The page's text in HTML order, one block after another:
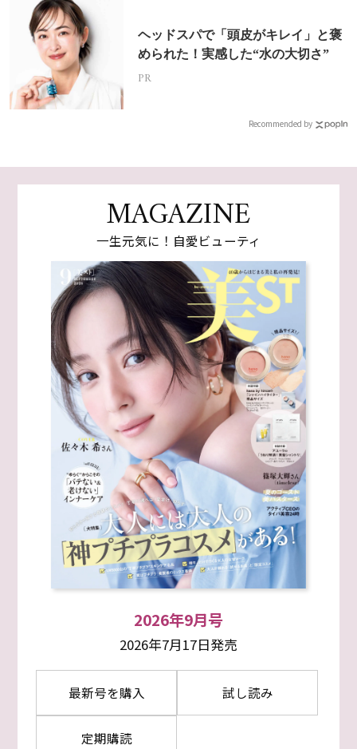
ヘッドスパで「頭皮がキレイ」と褒
められた！実感した“水の大切さ”
PR
Recommended by
MAGAZINE
一生元気に！自愛ビューティ
2026年9月号
2026年7月17日発売
最新号を購入 試し読み
定期購読